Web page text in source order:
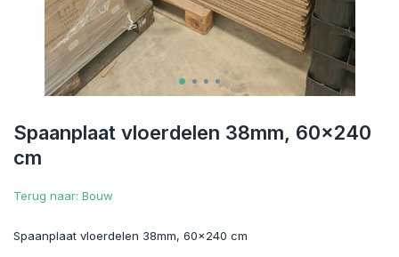
Spaanplaat vloerdelen 38mm, 60x240
cm
Terug naar: Bouw
Spaanplaat vloerdelen 38mm, 60x240 cm